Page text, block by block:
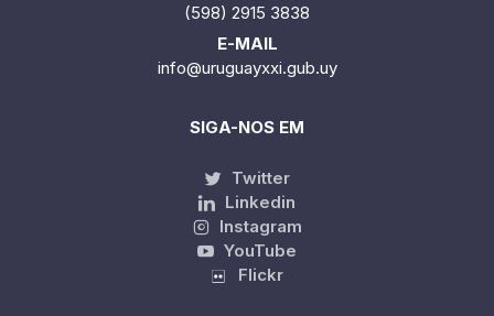
(598) 2915 3838
E-MAIL
info@uruguayxxi.gub.uy
SIGA-NOS EM
Twitter
Linkedin
Instagram
YouTube
Flickr